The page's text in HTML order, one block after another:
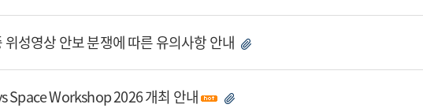
위성영상 안보 분쟁에 따른 유의사항 안내
Space Workshop 2026 개최 안내